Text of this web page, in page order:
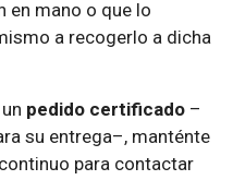
en mano o que lo
a recogerlo a dicha
pedido certificado –
su entrega–, manténte
para contactar